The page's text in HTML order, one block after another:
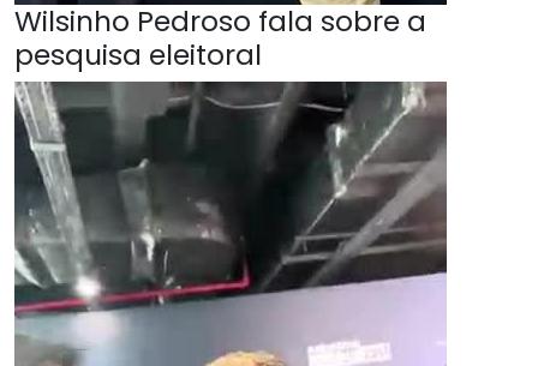
Wilsinho Pedroso fala sobre a
pesquisa eleitoral